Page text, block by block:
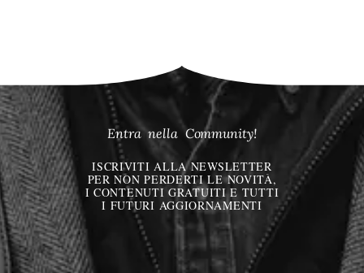
Entra nella Community!
ISCRIVITI ALLA NEWSLETTER
PER NON PERDERTI LE NOVITÀ,
I CONTENUTI GRATUITI E TUTTI
I FUTURI AGGIORNAMENTI